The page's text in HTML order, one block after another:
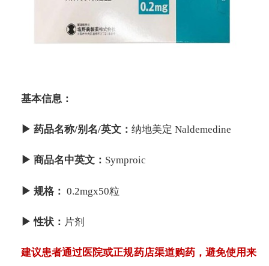
基本信息：
▶ 药品名称/别名/英文： 纳地美定 Naldemedine
▶ 商品名中英文： Symproic
▶ 规格： 0.2mgx50粒
▶ 性状： 片剂
建议患者通过医院或正规药店渠道购药，避免使用来